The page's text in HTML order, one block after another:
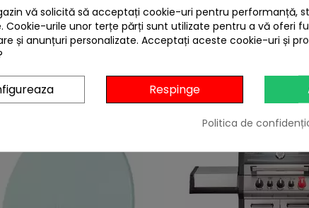
Citește review-ul
 În stoc
Adaugă în Coș
Citește
În stoc
Adaugă
vă solicită să acceptați cookie-uri pentru performanță,
Cookie-urile unor terțe părți sunt utilizate pentru a vă oferi
și anunțuri personalizate. Acceptați aceste cookie-uri și
Respinge
Politica de